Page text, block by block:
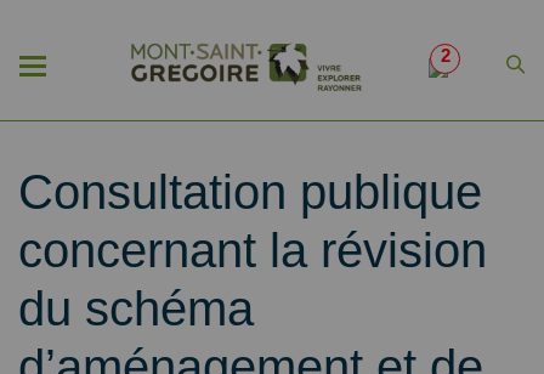
2
Consultation publique
concernant la révision
du schéma